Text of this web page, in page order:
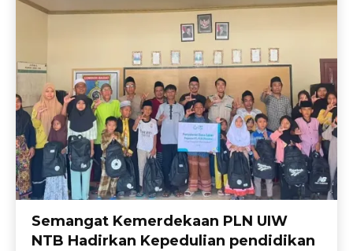
Semangat Kemerdekaan PLN UIW
NTB Hadirkan Kepedulian pendidikan